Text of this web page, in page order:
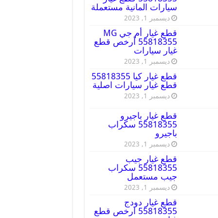
سيارات المانية مستعملة
ديسمبر 1, 2023
قطع غيار أم جي MG
55818355 أرخص قطع
غيار سيارات
ديسمبر 1, 2023
قطع غيار كيا 55818355
قطع غيار سيارات اصلية
ديسمبر 1, 2023
قطع غيار باجيرو
55818355 سكراب
باجيرو
ديسمبر 1, 2023
قطع غيار جيب
55818355 سكراب
جيب مستعمل
ديسمبر 1, 2023
قطع غيار دودج
55818355 ارخص قطع